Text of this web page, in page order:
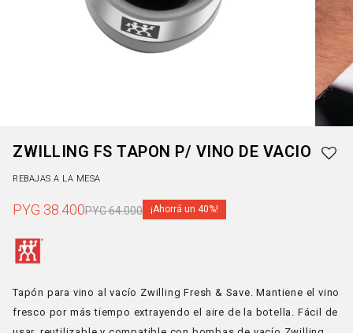
ZWILLING FS TAPON P/ VINO DE VACIO
REBAJAS A LA MESA
PYG 38.400PYG64.000 40
Tapón para vino al vacío Zwilling Fresh & Save. Mantiene el vino
fresco por más tiempo extrayendo el aire de la botella. Fácil de